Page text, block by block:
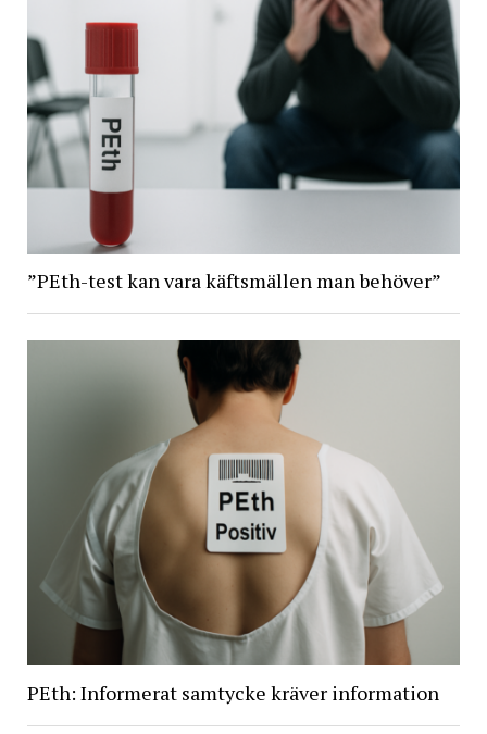
”PEth-test kan vara käftsmällen man behöver”
PEth: Informerat samtycke kräver information